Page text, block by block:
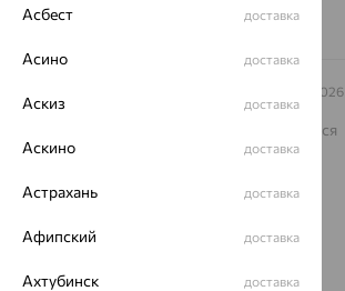
– 2026
Архив акций
Карта сайта
На информационном ресурсе применяются
рекомендательные технологии
Политика конфеденциальности
Разработка сайта —
Асбест доставка
Асино доставка
Аскиз доставка
Аскино доставка
Астрахань доставка
Афипский доставка
Ахтубинск доставка